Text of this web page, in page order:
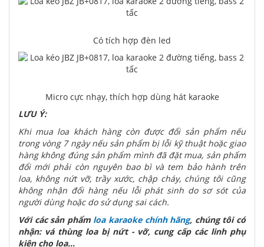
Có tích hợp đèn led
Micro cực nhạy, thích hợp dùng hát karaoke
LƯU Ý:
Khi mua loa khách hàng còn được đổi sản phẩm nếu
trong vòng 7 ngày nếu sản phẩm bị lỗi kỹ thuật hoặc giao
hàng không đúng sản phẩm mình đã đặt mua, sản phẩm
đổi mới phải còn nguyên bao bì và tem bảo hành trên
loa, không nứt vỡ, trầy xước, chập cháy, chúng tôi cũng
không nhận đổi hàng nếu lỗi phát sinh do sơ sót của
người dùng hoặc do sử dụng sai cách.
Với các sản phẩm loa karaoke chính hãng, chúng tôi có
nhận: vá thùng loa bị nứt - vỡ, cung cấp các linh phụ
kiện cho loa...